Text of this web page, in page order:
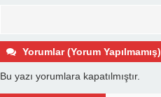
Yorumlar (Yorum Yapılmamış)
Bu yazı yorumlara kapatılmıştır.